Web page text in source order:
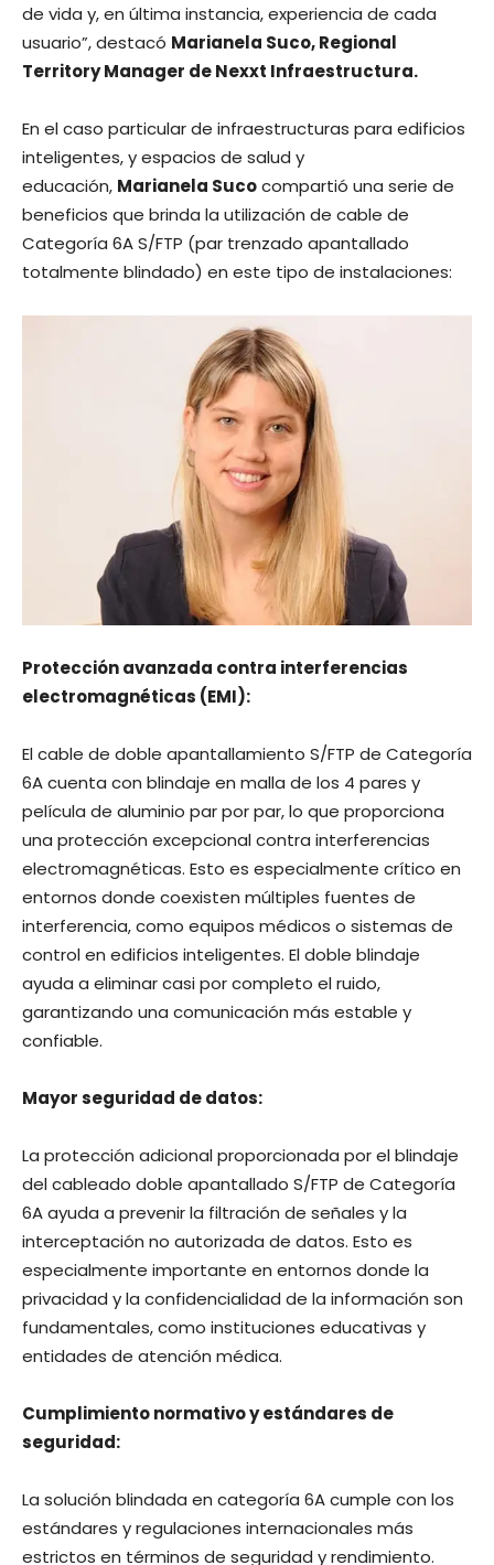
de vida y, en última instancia, experiencia de cada
usuario”, destacó Marianela Suco, Regional
Territory Manager de Nexxt Infraestructura.
En el caso particular de infraestructuras para edificios
inteligentes, y espacios de salud y
educación, Marianela Sucocompartió una serie de
beneficios que brinda la utilización de cable de
Categoría 6A S/FTP (par trenzado apantallado
totalmente blindado) en este tipo de instalaciones:
Protección avanzada contra interferencias
electromagnéticas (EMI):
El cable de doble apantallamiento S/FTP de Categoría
6A cuenta con blindaje en malla de los 4 pares y
película de aluminio par por par, lo que proporciona
una protección excepcional contra interferencias
electromagnéticas. Esto es especialmente crítico en
entornos donde coexisten múltiples fuentes de
interferencia, como equipos médicos o sistemas de
control en edificios inteligentes. El doble blindaje
ayuda a eliminar casi por completo el ruido,
garantizando una comunicación más estable y
confiable.
Mayor seguridad de datos:
La protección adicional proporcionada por el blindaje
del cableado doble apantallado S/FTP de Categoría
6A ayuda a prevenir la filtración de señales y la
interceptación no autorizada de datos. Esto es
especialmente importante en entornos donde la
privacidad y la confidencialidad de la información son
fundamentales, como instituciones educativas y
entidades de atención médica.
Cumplimiento normativo y estándares de
seguridad:
La solución blindada en categoría 6A cumple con los
estándares y regulaciones internacionales más
estrictos en términos de seguridad y rendimiento.